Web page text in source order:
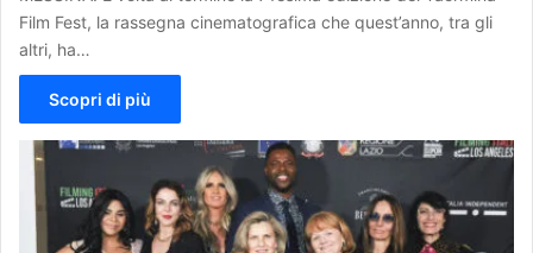
Film Fest, la rassegna cinematografica che quest’anno, tra gli
altri, ha…
Scopri di più